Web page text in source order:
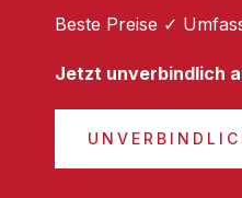
Beste Preise ✓
Jetzt unverbindlich